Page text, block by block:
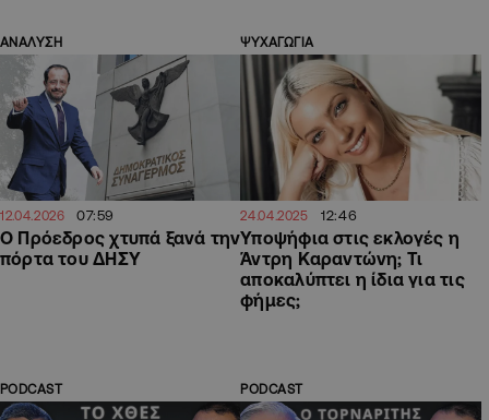
ΑΝΑΛΥΣΗ
12.04.2026 07:59
Ο Πρόεδρος χτυπά ξανά την
πόρτα του ΔΗΣΥ
ΨΥΧΑΓΩΓΙΑ
24.04.2025 12:46
Υποψήφια στις εκλογές η
Άντρη Καραντώνη; Τι
αποκαλύπτει η ίδια για τις
φήμες;
PODCAST PODCAST